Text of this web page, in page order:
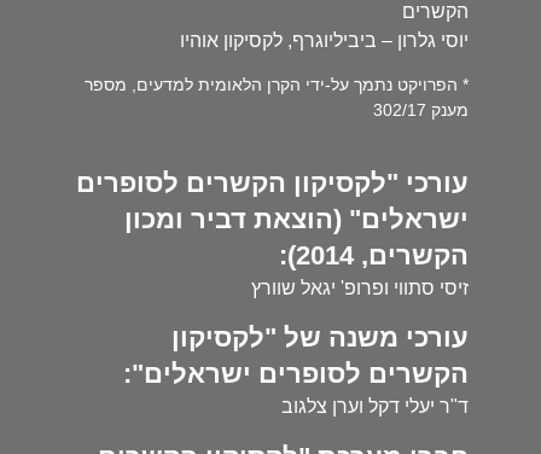
הקשרים
יוסי גלרון – ביביליוגרף, לקסיקון אוהיו
* הפרויקט נתמך על-ידי הקרן הלאומית למדעים, מספר
מענק 302/17
עורכי "לקסיקון הקשרים לסופרים
ישראלים" (הוצאת דביר ומכון
הקשרים, 2014):
זיסי סתווי ופרופ' יגאל שוורץ
עורכי משנה של "לקסיקון
הקשרים לסופרים ישראלים":
ד"ר יעלי דקל וערן צלגוב